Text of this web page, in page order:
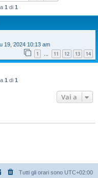
1 di 1
19, 2024 10:13 am
1 … 11 12 13 14
1 di 1
Vai a
Tutti gli orari sono UTC+02:00